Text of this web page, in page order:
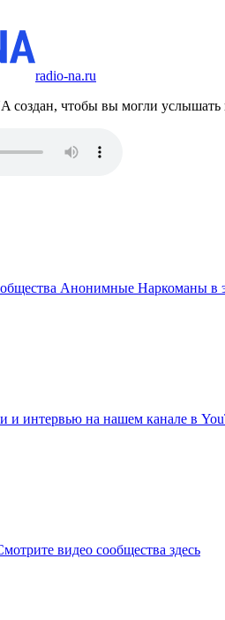
radio-na.ru
создан, чтобы вы могли услышать
Анонимные Наркоманы в
и интервью на нашем канале в
видео сообщества здесь